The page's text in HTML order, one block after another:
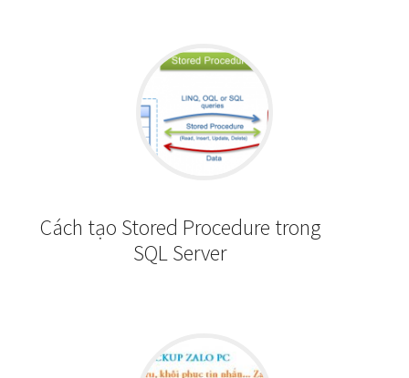
Cách tạo Stored Procedure trong
SQL Server